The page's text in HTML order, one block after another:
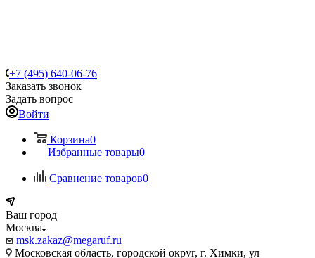
+7 (495) 640-06-76
Заказать звонок
Задать вопрос
Войти
Корзина0
Избранные товары0
Сравнение товаров0
Ваш город
Москва
msk.zakaz@megaruf.ru
Московская область, городской округ, г. Химки, ул